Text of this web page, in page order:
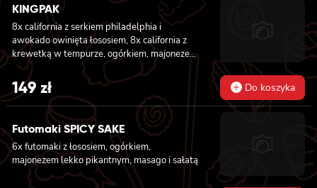
KINGPAK
8x california z serkiem philadelphia i
awokado owinięta łososiem, 8x california z
krewetką w tempurze, ogórkiem, majonezem
lekko pikantnym, sezam i masago owinięta
łososiem, 8x california z łososiem, serkiem
philadelphia, ogórkiem, majonezem lekko
pikantnym i sezamem owinięta krewetką, 8x
california z krewetką w tempurze, ogórkiem,
majonezem lekko pikantnym, sosem teriyaki i
sezamem owinięta węgorzem i awokado
149 zł Do koszyka
Futomaki SPICY SAKE
6x futomaki z łososiem, ogórkiem,
majonezem lekko pikantnym, masago i sałatą